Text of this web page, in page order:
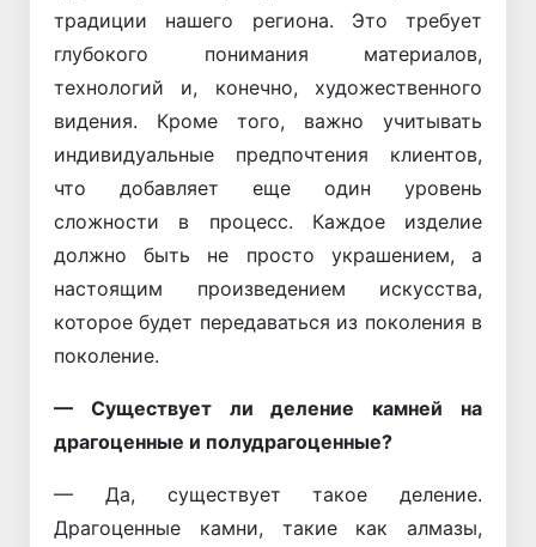
традиции нашего региона. Это требует
глубокого понимания материалов,
технологий и, конечно, художественного
видения. Кроме того, важно учитывать
индивидуальные предпочтения клиентов,
что добавляет еще один уровень
сложности в процесс. Каждое изделие
должно быть не просто украшением, а
настоящим произведением искусства,
которое будет передаваться из поколения в
поколение.
— Существует ли деление камней на
драгоценные и полудрагоценные?
— Да, существует такое деление.
Драгоценные камни, такие как алмазы,